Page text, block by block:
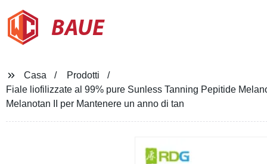
BAUE
Casa
Prodotti
Fiale liofilizzate al 99% pure Sunless Tanning Pepitide
Melanotan II per Mantenere un anno di tan